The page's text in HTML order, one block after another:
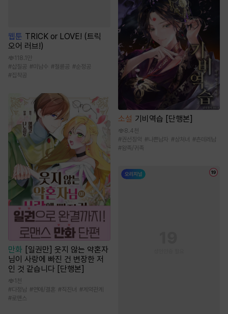
웹툰 TRICK or LOVE! (트릭
오어 러브!)
118.1만
#삽질공 #미남수 #절륜공 #순정공
#집착공
만화 [일권만] 웃지 않는 약혼자
님이 사랑에 빠진 건 변장한 저
인 것 같습니다 [단행본]
1천
#다정남 #연애/결혼 #직진녀 # 계약관계
#로맨스
소설 기비역습 [단행본]
8.4천
#권선징악 #나쁜남자 #상처녀 #츤데레남
#왕족/귀족